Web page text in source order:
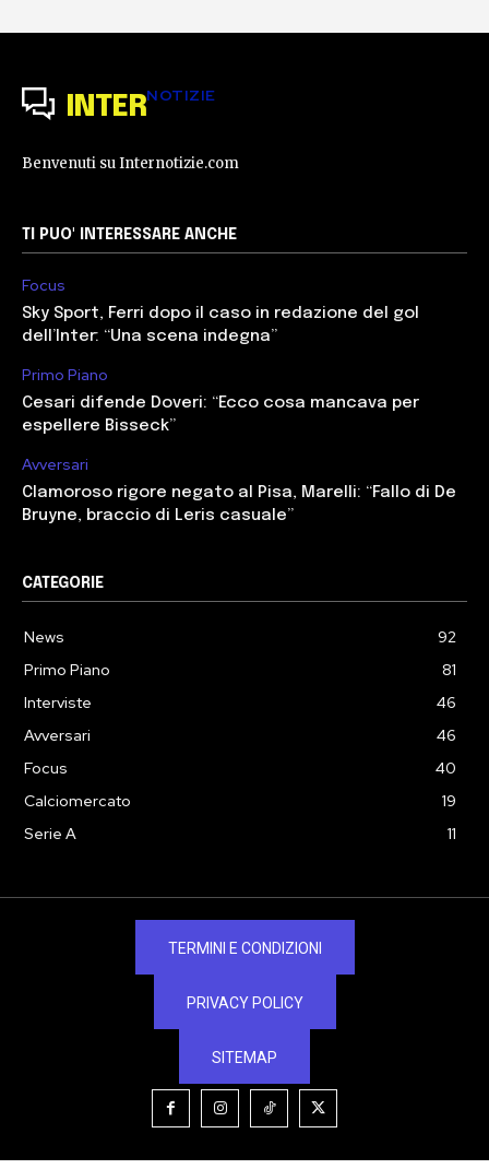
INTERNOTIZIE
Benvenuti su Internotizie.com
TI PUO' INTERESSARE ANCHE
Focus
Sky Sport, Ferri dopo il caso in redazione del gol
dell’Inter: “Una scena indegna”
Primo Piano
Cesari difende Doveri: “Ecco cosa mancava per
espellere Bisseck”
Avversari
Clamoroso rigore negato al Pisa, Marelli: “Fallo di De
Bruyne, braccio di Leris casuale”
CATEGORIE
News
92
Primo Piano
81
Interviste
46
Avversari
46
Focus
40
Calciomercato
19
Serie A
11
TERMINI E CONDIZIONI
PRIVACY POLICY
SITEMAP